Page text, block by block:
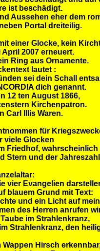
ist beschädigt.
Aussehen eher dem
Portal dreiteilig.
einer Glocke, kein
2007 erneuert.
Ring aus Ornamente.
lautet :
sei dein Schall
dich genannt.
12 ten August 1866,
Kirchenpatron.
Carl Illis Waren.
für
viele Glocken
Friedhof, wahrscheinlich
Stern und der
vier Evangelien
blauem Grund mit Text:
und ein Licht auf
des Herren anrufen
im Strahlenkranz,
Strahlenkranz, den
Hirsch